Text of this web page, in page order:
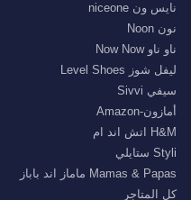
نايس ون niceone
نون Noon
ناو ناو Now Now
ليفل شوز Level Shoes
سيفي Sivvi
أمازون-Amazon
H&M اتش اند ام
Styli ستايلي
Mamas & Papas ماماز اند باباز
كل المتاجر